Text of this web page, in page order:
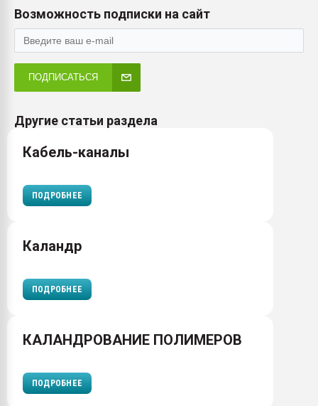
Возможность подписки на сайт
ПОДПИСАТЬСЯ
Другие статьи раздела
Кабель-каналы
ПОДРОБНЕЕ
Каландр
ПОДРОБНЕЕ
КАЛАНДРОВАНИЕ ПОЛИМЕРОВ
ПОДРОБНЕЕ